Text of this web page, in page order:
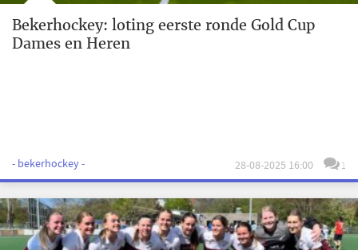
Bekerhockey: loting eerste ronde Gold Cup
Dames en Heren
- bekerhockey - 28-08-2025 16:00 1